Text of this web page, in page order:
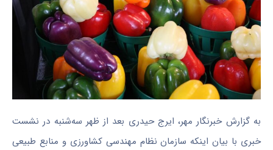
به گزارش خبرنگار مهر، ایرج حیدری بعد از ظهر سه‌شنبه در نشست
خبری با بیان اینکه سازمان نظام مهندسی کشاورزی و منابع طبیعی